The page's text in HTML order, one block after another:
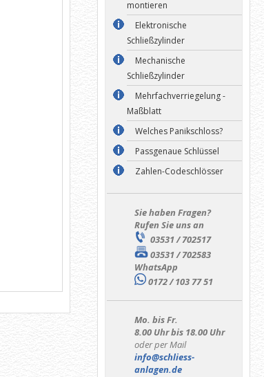
montieren
Elektronische
Schließzylinder
Mechanische
Schließzylinder
Mehrfachverriegelung -
Maßblatt
Welches Panikschloss?
Passgenaue Schlüssel
Zahlen-Codeschlösser
Sie haben Fragen?
Rufen Sie uns an
03531 / 702517
03531 / 702583
WhatsApp
0172 / 103 77 51
Mo. bis Fr.
8.00 Uhr bis 18.00 Uhr
oder per Mail
info@schliess-
anlagen.de